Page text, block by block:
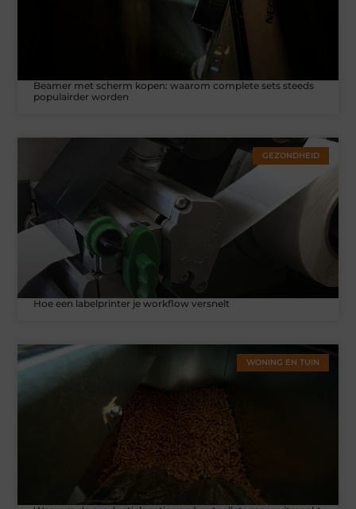
Beamer met scherm kopen: waarom complete sets steeds
populairder worden
GEZONDHEID
Hoe een labelprinter je workflow versnelt
WONING EN TUIN